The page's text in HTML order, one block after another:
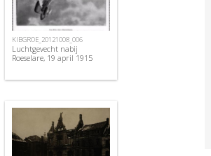
KIBGROE_20121008_006
Luchtgevecht nabij
Roeselare, 19 april 1915